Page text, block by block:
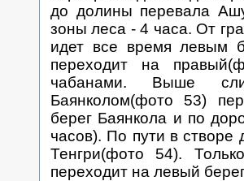
до долины перевала
зоны леса - 4 часа. От
идет все время левым
переходит на
чабанами. Выше
Баянколом(фото 53)
берег Баянкола и по
часов). По пути в
Тенгри(фото 54).
переходит на левый